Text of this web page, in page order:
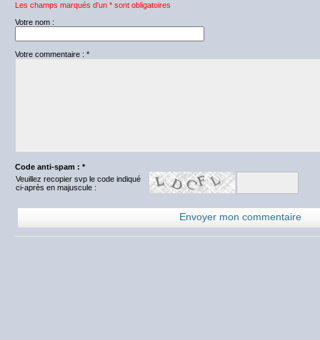
Les champs marqués d'un * sont obligatoires
Votre nom :
Votre commentaire : *
Code anti-spam : *
Veuillez recopier svp le code indiqué
ci-après en majuscule :